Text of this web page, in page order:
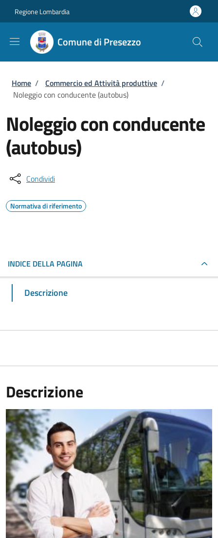
Regione Lombardia
Comune di Presezzo
Briciole di pane
Home / Commercio ed Attività produttive /
Noleggio con conducente (autobus)
Noleggio con conducente
(autobus)
Condividi
Normativa di riferimento
INDICE DELLA PAGINA
Descrizione
Descrizione